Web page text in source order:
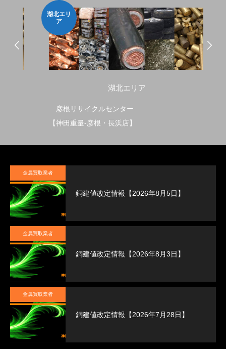
湖北エリ
湖北エリア
彦根リサイクルセンター
【神田重量-彦根・長浜店】
金属買取業者
銅建値改定情報【2026年8月5日】
金属買取業者
銅建値改定情報【2026年8月3日】
金属買取業者
銅建値改定情報【2026年7月28日】